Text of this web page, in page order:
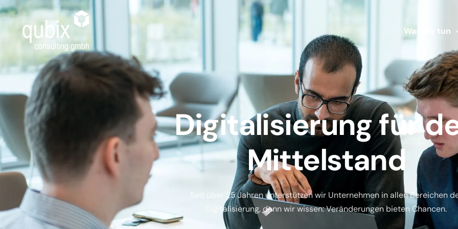
Was wir tun
Leistungen
Branchen
POS
Case Studies
Academy
Digitalisierungfür
Mittelstand
Seit über 25 Jahren unterstützen wir Unternehmen in allen Bereichen
Digitalisierung, denn wir wissen: Veränderungen bieten Chancen.